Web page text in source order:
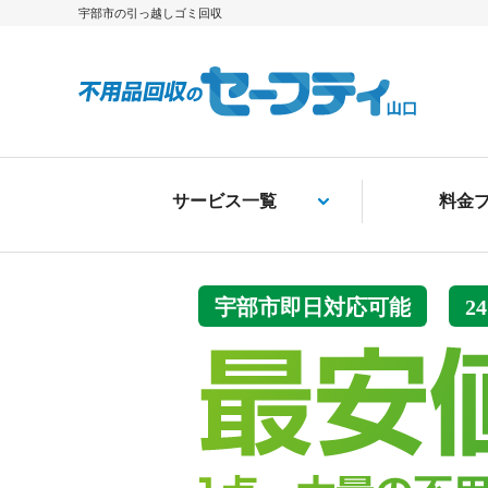
宇部市の引っ越しゴミ回収
サービス一覧 料金
宇部市即日対応可能